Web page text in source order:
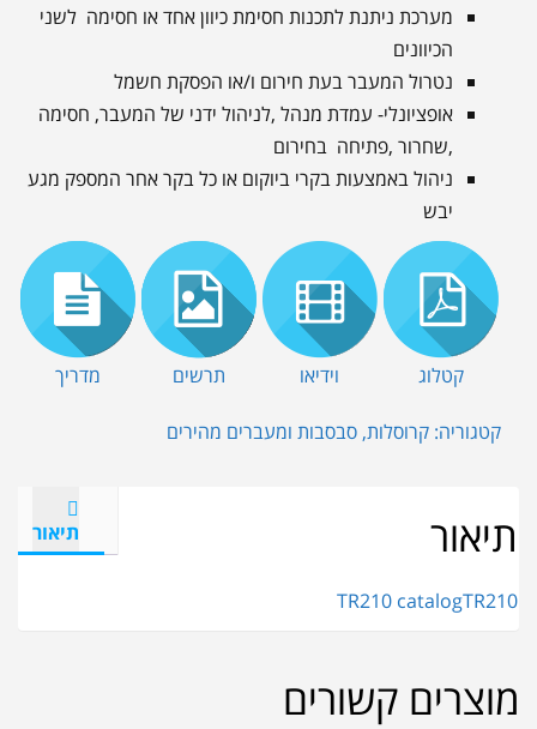
מערכת ניתנת לתכנות חסימת כיוון אחד או חסימה לשני
הכיוונים
נטרול המעבר בעת חירום ו/או הפסקת חשמל
אופציונלי- עמדת מנהל ,לניהול ידני של המעבר, חסימה
,שחרור ,פתיחה בחירום
ניהול באמצעות בקרי ביוקום או כל בקר אחר המספק מגע
יבש
קטלוג וידיאו תרשים מדריך
קטגוריה: קרוסלות, סבסבות ומעברים מהירים
תיאור תיאור
TR210 catalogTR210
מוצרים קשורים